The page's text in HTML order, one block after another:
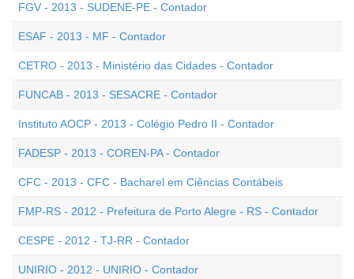
FGV - 2013 - SUDENE-PE - Contador
ESAF - 2013 - MF - Contador
CETRO - 2013 - Ministério das Cidades - Contador
FUNCAB - 2013 - SESACRE - Contador
Instituto AOCP - 2013 - Colégio Pedro II - Contador
FADESP - 2013 - COREN-PA - Contador
CFC - 2013 - CFC - Bacharel em Ciências Contábeis
FMP-RS - 2012 - Prefeitura de Porto Alegre - RS - Contador
CESPE - 2012 - TJ-RR - Contador
UNIRIO - 2012 - UNIRIO - Contador